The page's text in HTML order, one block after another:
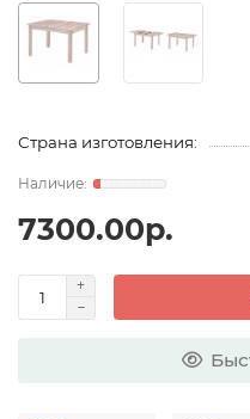
Страна изготовления:
7300.00р.